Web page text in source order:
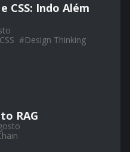
CSS: Indo Além
CSS #Design Thinking
RAG